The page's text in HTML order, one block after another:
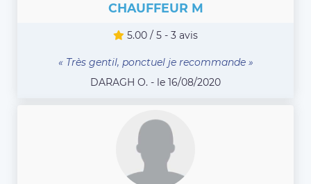
CHAUFFEUR M
5.00 / 5 - 3 avis
« Très gentil, ponctuel je recommande »
DARAGH O. - le 16/08/2020